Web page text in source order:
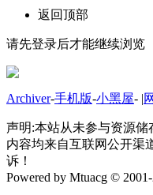
返回顶部
请先登录后才能继续浏览
Archiver-手机版-小黑屋- |
声明:本站从未参与资源
内容均来自互联网公开渠
诉！
Powered by Mtuacg ©